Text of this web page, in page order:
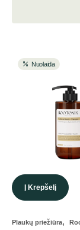
Nuolaida
Į Krepšelį
Plaukų priežiūra,